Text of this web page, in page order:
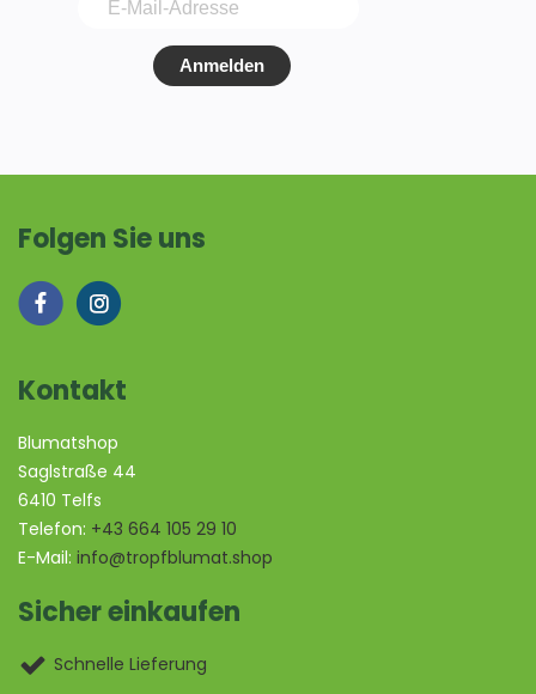
Anmelden
Folgen Sie uns
Kontakt
Blumatshop
Saglstraße 44
6410 Telfs
Telefon: +43 664 105 29 10
E-Mail: info@tropfblumat.shop
Sicher einkaufen
Schnelle Lieferung